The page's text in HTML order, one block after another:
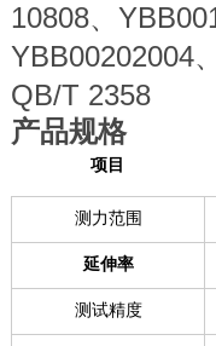
10808、
YBB00202004
QB/T 2358
产品规格
项目
测力范围
延伸率
测试精度